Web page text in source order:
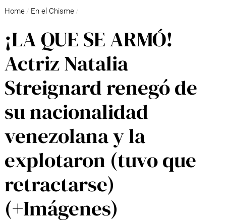
Home / En el Chisme /
¡LA QUE SE ARMÓ!
Actriz Natalia
Streignard renegó de
su nacionalidad
venezolana y la
explotaron (tuvo que
retractarse)
(+Imágenes)